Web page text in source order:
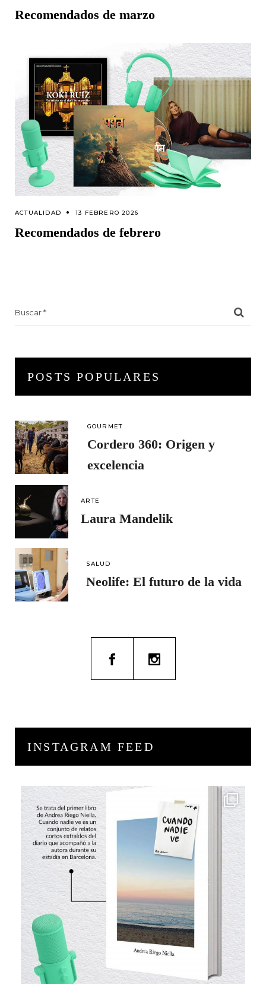
Recomendados de marzo
ACTUALIDAD 13 FEBRERO 2026
Recomendados de febrero
POSTS POPULARES
GOURMET
Cordero 360: Origen y
excelencia
ARTE
Laura Mandelik
SALUD
Neolife: El futuro de la vida
INSTAGRAM FEED